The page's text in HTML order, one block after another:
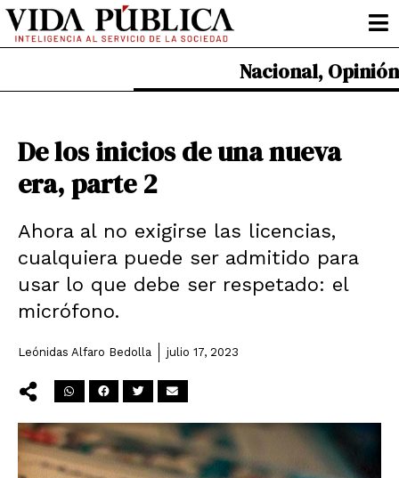
Ir
contenido
Nacional, Opinión
De los inicios de una nueva
era, parte 2
Ahora al no exigirse las licencias,
cualquiera puede ser admitido para
usar lo que debe ser respetado: el
micrófono.
Leónidas Alfaro Bedolla julio 17, 2023